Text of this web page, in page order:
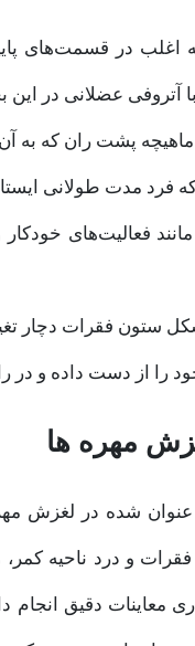
در قسمت‌های
آتروفی عضلانی در
فرد مدت طولانی
مانند فعالیت‌های
ستون فقرات دچار
خود را از دست داده و
مهره‌ ها
عنوان شده در لغزش
و درد ناحیه
معاینات دقیق انجام